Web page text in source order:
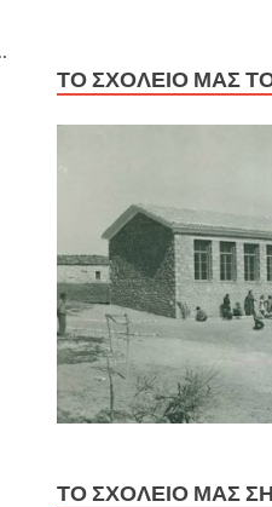
ΤΟ ΣΧΟΛΕΊΟ ΜΑΣ
ΤΟ ΣΧΟΛΕΊΟ ΜΑΣ